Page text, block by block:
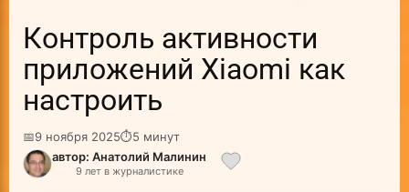
Контроль активности
приложений Xiaomi как
настроить
📅9 ноября 2025⏱5 минут
автор: Анатолий Малинин
9 лет в журналистике